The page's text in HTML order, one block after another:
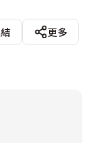
更多